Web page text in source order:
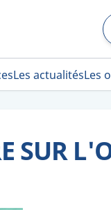
Les actualitésLes
SUR